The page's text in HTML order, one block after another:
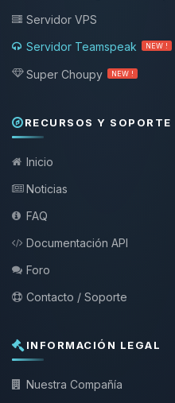
Servidor VPS
Servidor Teamspeak
NEW !
Super Choupy NEW !
RECURSOS Y SOPORTE
Inicio
Noticias
FAQ
Documentación API
Foro
Contacto / Soporte
INFORMACIÓN LEGAL
Nuestra Compañía